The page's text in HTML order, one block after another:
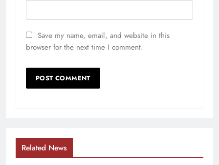
Save my name, email, and website in this
browser for the next time I comment.
Related News